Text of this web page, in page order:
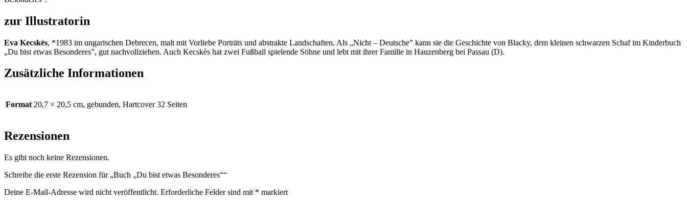
zur Illustratorin
Eva Kecskès, *1983 im ungarischen Debrecen, malt mit Vorliebe Porträts und abstrakte Landschaften. Als „Nicht – Deutsche” kann sie die Geschichte von Blacky, dem kleinen schwarzen Schaf im Kinderbuch
„Du bist etwas Besonderes”, gut nachvollziehen. Auch Kecskès hat zwei Fußball spielende Söhne und lebt mit ihrer Familie in Hauzenberg bei Passau (D).
Zusätzliche Informationen
Format 20,7 × 20,5 cm, gebunden, Hartcover 32 Seiten
Rezensionen
Es gibt noch keine Rezensionen.
Schreibe die erste Rezension für „Buch „Du bist etwas Besonderes““
Deine E-Mail-Adresse wird nicht veröffentlicht. Erforderliche Felder sind mit * markiert